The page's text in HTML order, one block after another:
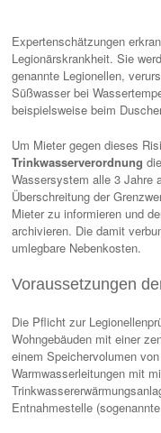
Expertenschätzungen
Legionärskrankheit. Sie
genannte Legionellen,
Süßwasser bei
beispielsweise beim
Um Mieter gegen dieses
Trinkwasserverordnung
Wassersystem alle 3 Jahre
Überschreitung der
Mieter zu informieren und
archivieren. Die damit
umlegbare Nebenkosten.
Voraussetzungen
Die Pflicht zur
Wohngebäuden mit einer
einem Speichervolumen
Warmwasserleitungen mit
Entnahmestelle (sogenannte